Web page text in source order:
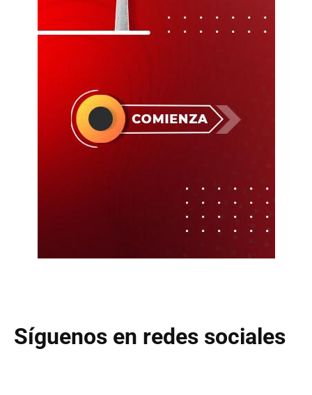
Síguenos en redes sociales